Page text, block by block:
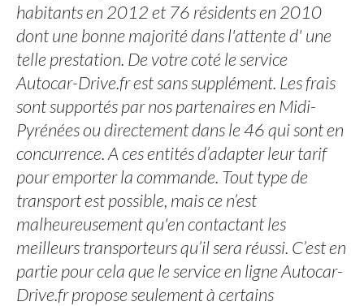
habitants en 2012 et 76 résidents en 2010
dont une bonne majorité dans l'attente d' une
telle prestation. De votre coté le service
Autocar-Drive.fr est sans supplément. Les frais
sont supportés par nos partenaires en Midi-
Pyrénées ou directement dans le 46 qui sont en
concurrence. A ces entités d’adapter leur tarif
pour emporter la commande. Tout type de
transport est possible, mais ce n’est
malheureusement qu'en contactant les
meilleurs transporteurs qu’il sera réussi. C’est en
partie pour cela que le service en ligne Autocar-
Drive.fr propose seulement à certains